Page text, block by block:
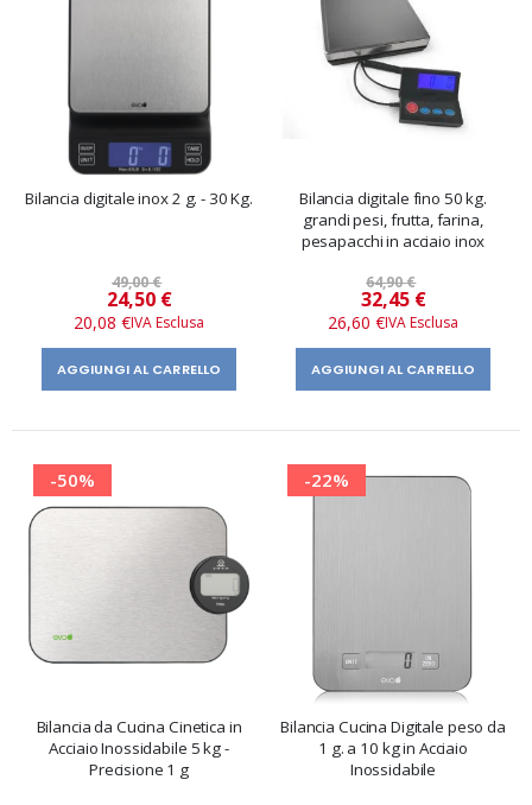
Bilancia digitale inox 2 g. - 30 Kg.
49,00 €
Prezzo
speciale
24,50 €
20,08 €
AGGIUNGI AL CARRELLO
Bilancia digitale fino 50 kg.
grandi pesi, frutta, farina,
pesapacchi in acciaio inox
64,90 €
Prezzo
speciale
32,45 €
26,60 €
AGGIUNGI AL CARRELLO
-50%
Bilancia da Cucina Cinetica in
Acciaio Inossidabile 5 kg -
Precisione 1 g
-22%
Bilancia Cucina Digitale peso da
1 g. a 10 kg in Acciaio
Inossidabile